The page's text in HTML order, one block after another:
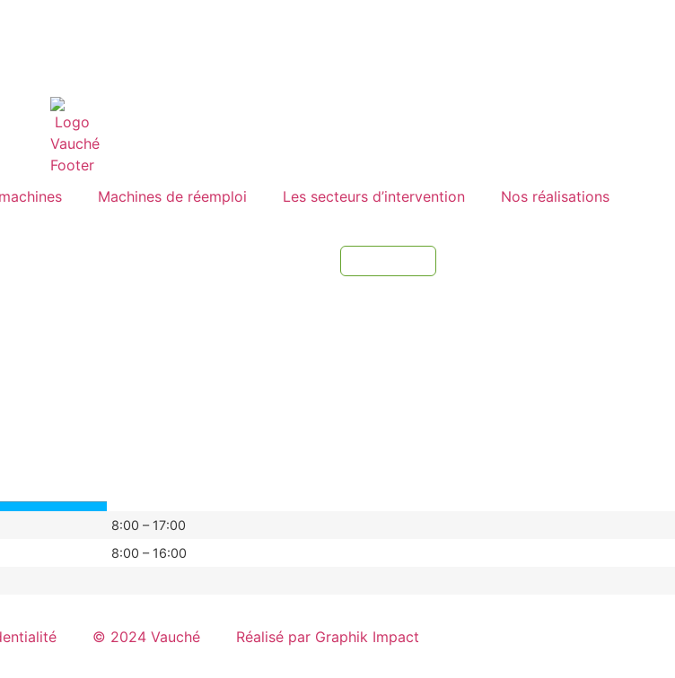
Machines de réemploi Les secteurs d’intervention Nos réalisations
8:00 – 17:00
8:00 – 16:00
© 2024 Vauché Réalisé par Graphik Impact